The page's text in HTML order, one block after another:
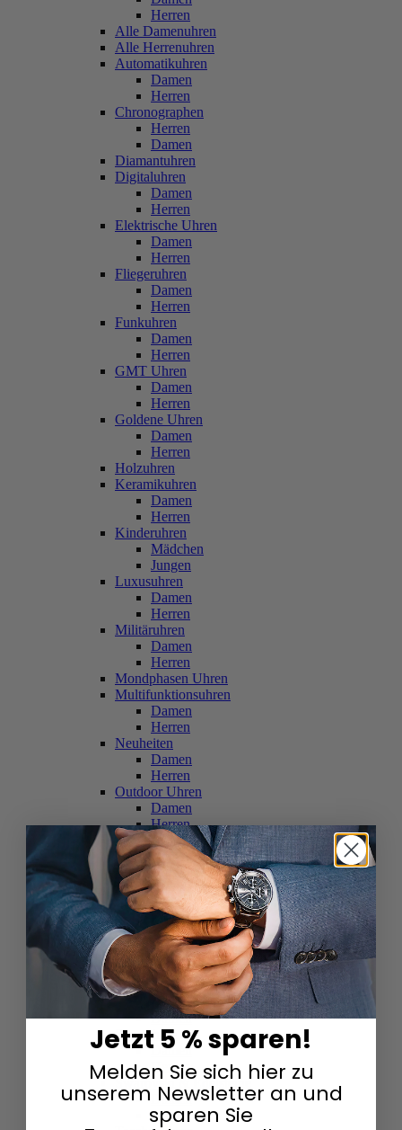
Herren
Alle Damenuhren
Alle Herrenuhren
Automatikuhren
Damen
Herren
Chronographen
Herren
Damen
Diamantuhren
Digitaluhren
Damen
Herren
Elektrische Uhren
Damen
Herren
Fliegeruhren
Damen
Herren
Funkuhren
Damen
Herren
GMT Uhren
Damen
Herren
Goldene Uhren
Damen
Herren
Holzuhren
Keramikuhren
Damen
Herren
Kinderuhren
Mädchen
Jungen
Luxusuhren
Damen
Herren
Militäruhren
Damen
Herren
Mondphasen Uhren
Multifunktionsuhren
Damen
Herren
Neuheiten
Damen
Herren
Outdoor Uhren
Damen
Herren
Schweizer Uhren
Damen
Herren
Skelettuhren
Damen
Herren
Smartwatches
Damen
Herren
Solaruhren
Herren
Damen
Sportuhren
Damen
Herren
Swarovski & Edelsteine
Damen
Herren
Jetzt 5 % sparen!
Melden Sie sich hier zu
unserem Newsletter an und
sparen Sie